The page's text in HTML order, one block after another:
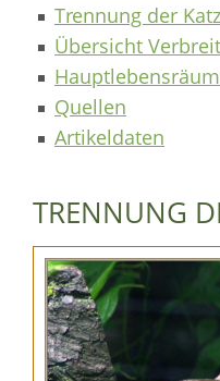
Trennung der
Übersicht
Quellen
Artikeldaten
TRENNUNG